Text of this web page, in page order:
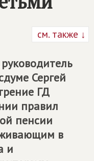
см. также ↓
руководитель
Сергей
ГД
правил
пенсии
в
и